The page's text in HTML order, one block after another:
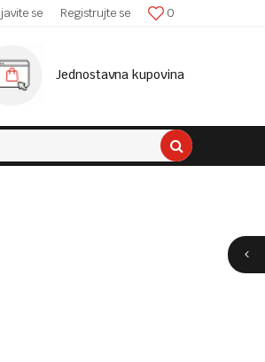
ISPORUKA! 0
se Registrujte se
Jednostavna kupovina